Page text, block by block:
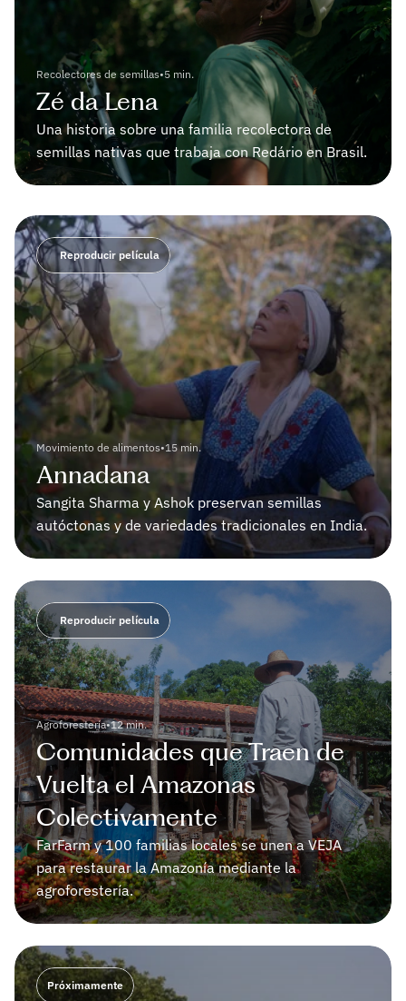
Recolectores de semillas•5 min.
Zé da Lena
Una historia sobre una familia recolectora de
semillas nativas que trabaja con Redário en Brasil.
Reproducir película
Movimiento de alimentos•15 min.
Annadana
Sangita Sharma y Ashok preservan semillas
Reproducir película
Agroforestería•12 min.
Comunidades que Traen de
Vuelta el Amazonas
Colectivamente
FarFarm y 100 familias locales se unen a VEJA
para restaurar la Amazonía mediante la
agroforestería.
Próximamente